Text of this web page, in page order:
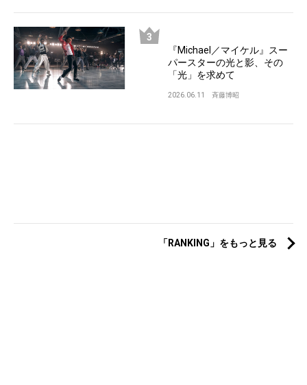
『Michael／マイケル』スー
パースターの光と影、その
「光」を求めて
2026.06.11 斉藤博昭
「RANKING」をもっと見る